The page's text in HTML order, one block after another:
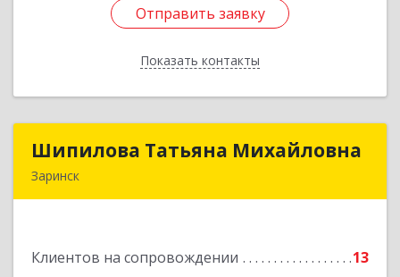
Отправить заявку
Показать контакты
Отправить заявку
Назад
Шипилова Татьяна Михайловна
Заринск
Клиентов на сопровождении 13
Шипилова Татьяна Михайловна